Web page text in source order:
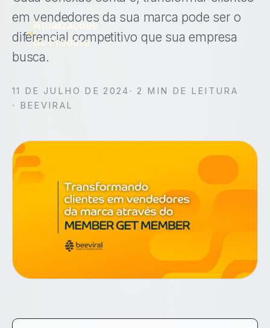
Atualizações
de Produto
em vendedores da sua marca pode ser o
diferencial competitivo que sua empresa
busca.
11 DE JULHO DE 2024 ·2
MIN DE LEITURA
· BEEVIRAL